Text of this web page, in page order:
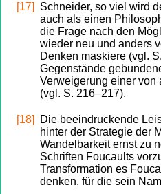
[17]
Schneider, so viel wird
auch als einen
die Frage nach den
wieder neu und anders
Denken maskiere (vgl.
Gegenstände
Verweigerung einer von
(vgl. S. 216–217).
[18]
Die beeindruckende
hinter der Strategie der
Wandelbarkeit ernst zu
Schriften Foucaults
Transformation es
denken, für die sein